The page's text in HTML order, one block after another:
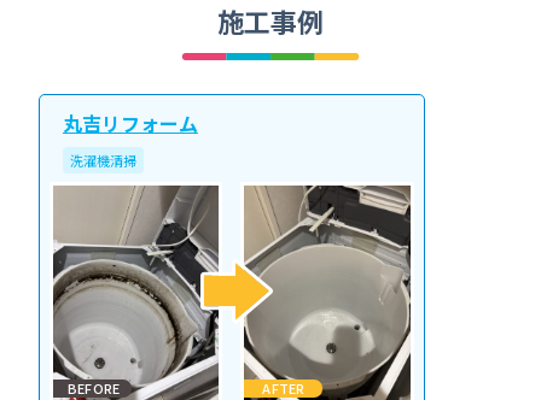
施工事例
丸吉リフォーム
洗濯機清掃
BEFORE AFTER